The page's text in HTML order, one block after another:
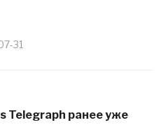
31
Telegraph ранее уже